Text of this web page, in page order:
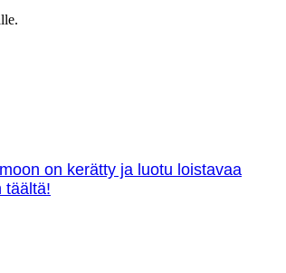
on kerätty ja luotu loistavaa
täältä!